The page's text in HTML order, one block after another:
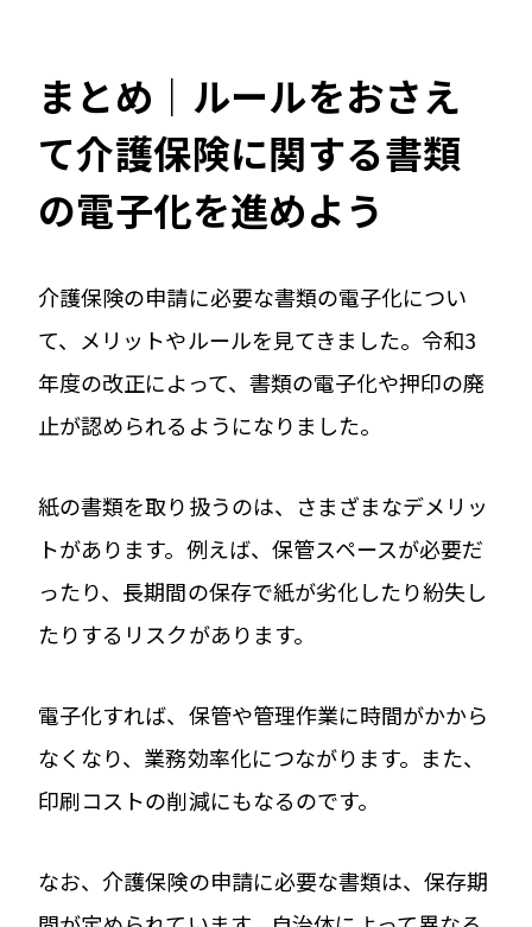
まとめ｜ルールをおさえ
て介護保険に関する書類
の電子化を進めよう
介護保険の申請に必要な書類の電子化につい
て、メリットやルールを見てきました。令和3
年度の改正によって、書類の電子化や押印の廃
止が認められるようになりました。
紙の書類を取り扱うのは、さまざまなデメリッ
トがあります。例えば、保管スペースが必要だ
ったり、長期間の保存で紙が劣化したり紛失し
たりするリスクがあります。
電子化すれば、保管や管理作業に時間がかから
なくなり、業務効率化につながります。また、
印刷コストの削減にもなるのです。
なお、介護保険の申請に必要な書類は、保存期